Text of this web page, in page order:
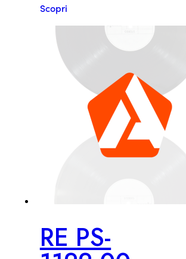
Scopri
RE PS-